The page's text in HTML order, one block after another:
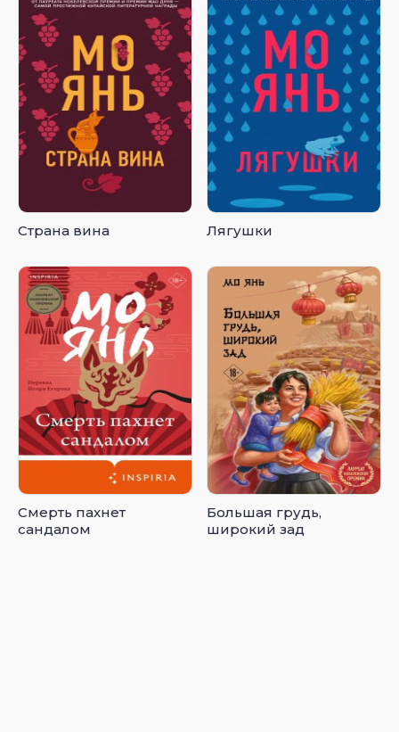
Страна вина Лягушки
Смерть пахнет
сандалом
Большая грудь,
широкий зад